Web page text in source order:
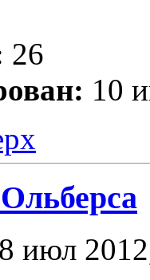
26
10
июл